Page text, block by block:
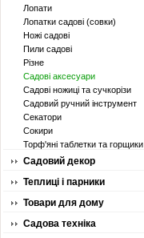
Лопати
Лопатки садові (совки)
Ножі садові
Пили садові
Різне
Садові аксесуари
Садові ножиці та сучкорізи
Садовий ручний інструмент
Секатори
Сокири
Торф'яні таблетки та горщики
Садовий декор
Теплиці і парники
Товари для дому
Садова техніка